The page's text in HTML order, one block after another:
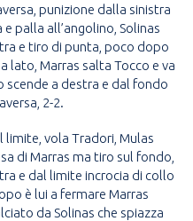
punizione dalla sinistra
palla all’angolino, Solinas
e tiro di punta, poco dopo
lato, Marras salta Tocco e va
scende a destra e dal fondo
2-2.
limite, vola Tradori, Mulas
di Marras ma tiro sul fondo,
e dal limite incrocia di collo
è lui a fermare Marras
da Solinas che spiazza